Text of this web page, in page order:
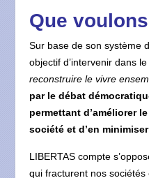
Que
Sur base de son système
objectif d’intervenir dans
reconstruire le vivre
par le débat
permettant d’améliorer
société et d’en
LIBERTAS compte
qui fracturent nos